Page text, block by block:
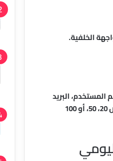
الخلفية.
البريد
الإلكتروني، الدور، تاريخ التسجيل، آخر تسجيل دخول، أو عدد المقالات. كما يمكنك اختيار عرض 20، 50، أو 100